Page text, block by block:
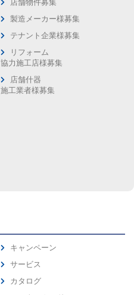
店舗物件募集
製造メーカー様募集
テナント企業様募集
リフォーム
協力施工店様募集
店舗什器
施工業者様募集
キャンペーン
サービス
カタログ